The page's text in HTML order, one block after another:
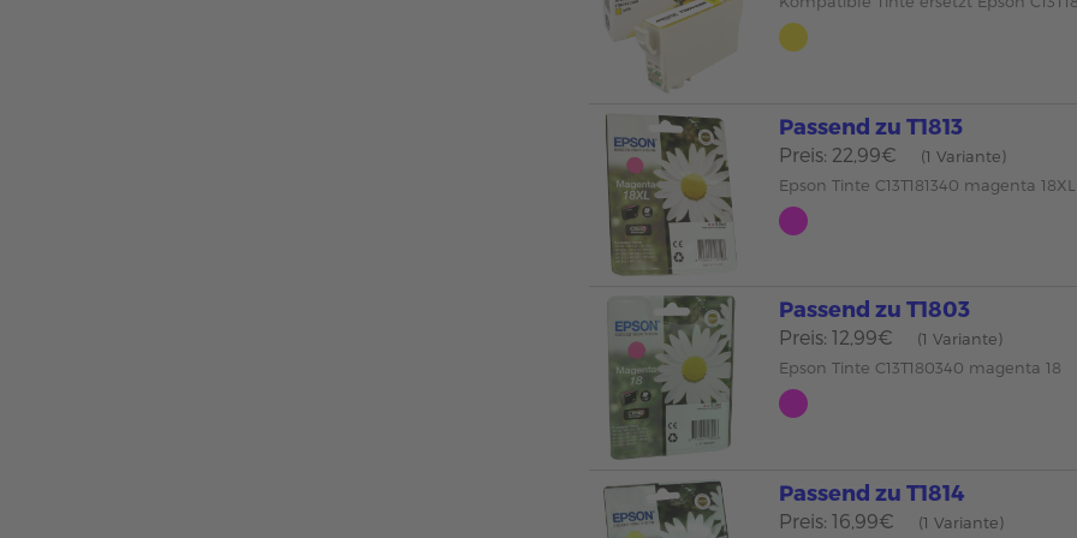
Passend zu T1813
Preis: 22,99€
(1 Variante)
Epson Tinte C13T181340 magenta 18XL
Passend zu T1803
Preis: 12,99€
(1 Variante)
Epson Tinte C13T180340 magenta 18
Passend zu T1814
Preis: 16,99€ (1 Variante)